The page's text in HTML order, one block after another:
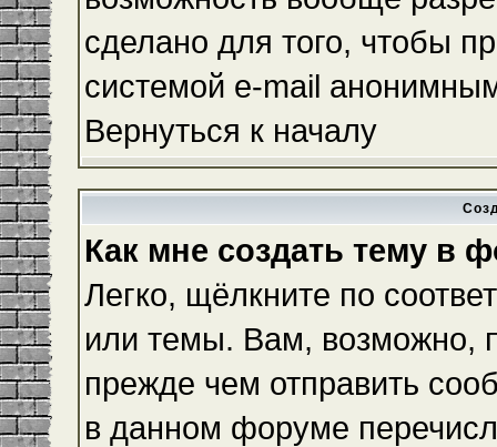
сделано для того, чтобы
системой e-mail
Вернуться к началу
Как мне создать тему в
Легко, щёлкните по
или темы. Вам, возможно,
прежде чем отправить
в данном форуме